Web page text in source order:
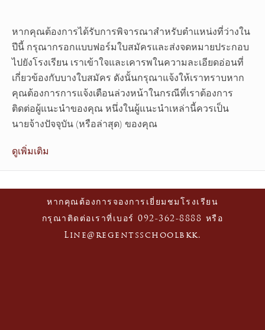
หากคุณต้องการได้รับการพิจารณาสำหรับตำแหน่งที่ว่างใน
ปีนี้ กรุณากรอกแบบฟอร์มใบสมัครและส่งจดหมายประกอบ
ไปยังโรงเรียน เราเข้าใจและเคารพในความละเอียดอ่อนที่
เกี่ยวข้องกับบางใบสมัคร ดังนั้นกรุณาแจ้งให้เราทราบหาก
คุณต้องการการแจ้งเตือนล่วงหน้าในกรณีที่เราต้องการ
ติดต่อผู้แนะนำของคุณ หนึ่งในผู้แนะนำเหล่านี้ควรเป็น
นายจ้างปัจจุบัน (หรือล่าสุด) ของคุณ
ดูเพิ่มเติม
หากคุณต้องการจองการเยี่ยมชมโรงเรียน
กรุณาติดต่อเราที่เบอร์ 092-362-8888 หรือ
Line@regentsschoolbkk.